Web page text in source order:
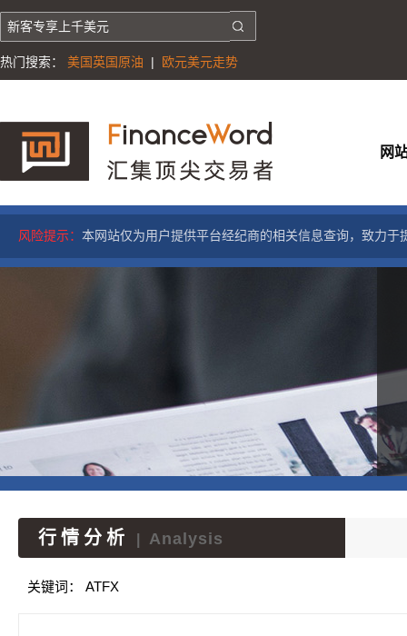
热门搜索： 美国英国原油 | 欧元美元走势
网
风险提示： 本网站仅为用户提供平台经纪商的相关信息查询，致力
行情分析 Analysis
关键词： ATFX